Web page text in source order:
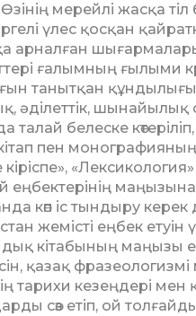
мерейлі жасқа
іргелі үлес қосқан
арналған
ғалымның ғылыми
танытқан
әділеттік, шынайылық
талай белеске
пен
кіріспе»,
еңбек­те­рінің
көп іс тындыру
жеміс­ті еңбек
кітабының маңызы
қазақ
тарихи кезеңдері мен
сөз етіп, ой